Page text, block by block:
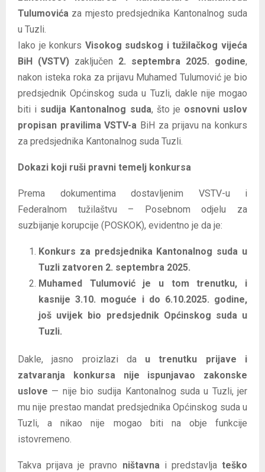
Tulumovića za mjesto predsjednika Kantonalnog suda
u Tuzli.
Iako je konkurs Visokog sudskog i tužilačkog vijeća
BiH (VSTV) zaključen 2. septembra 2025. godine,
nakon isteka roka za prijavu Muhamed Tulumović je bio
predsjednik Općinskog suda u Tuzli, dakle nije mogao
biti i sudija Kantonalnog suda, što je osnovni uslov
propisan pravilima VSTV-a BiH za prijavu na konkurs
za predsjednika Kantonalnog suda Tuzli.
Dokazi koji ruši pravni temelj konkursa
Prema dokumentima dostavljenim VSTV-u i
Federalnom tužilaštvu – Posebnom odjelu za
suzbijanje korupcije (POSKOK), evidentno je da je:
Konkurs za predsjednika Kantonalnog suda u
Tuzli zatvoren 2. septembra 2025.
Muhamed Tulumović je u tom trenutku, i
kasnije 3.10. moguće i do 6.10.2025. godine,
još uvijek bio predsjednik Općinskog suda u
Tuzli.
Dakle, jasno proizlazi da u trenutku prijave i
zatvaranja konkursa nije ispunjavao zakonske
uslove — nije bio sudija Kantonalnog suda u Tuzli, jer
mu nije prestao mandat predsjednika Općinskog suda u
Tuzli, a nikao nije mogao biti na obje funkcije
istovremeno.
Takva prijava je pravno ništavnai predstavljateško